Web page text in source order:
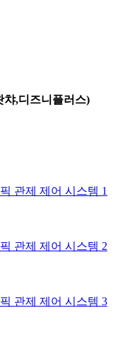
,디즈니플러스)
관제 제어 시스템 1
관제 제어 시스템 2
관제 제어 시스템 3